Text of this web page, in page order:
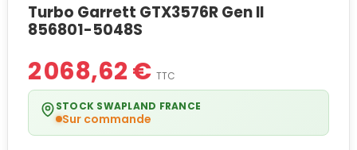
Turbo Garrett GTX3576R Gen II
856801-5048S
2 068,62 € TTC
STOCK SWAPLAND FRANCE
Sur commande